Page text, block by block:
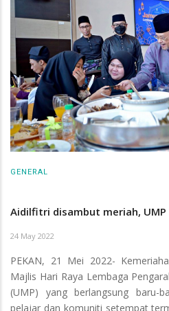
GENERAL
Aidilfitri disambut meriah,
24 May 2022
PEKAN, 21 Mei 2022-
Majlis Hari Raya Lembaga
(UMP) yang berlangsung baru-
pelajar dan komuniti setempat